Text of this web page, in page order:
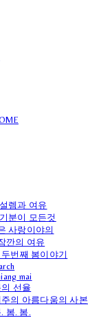
렘과 여유
분이 모든것
사랑이야의
깐의 여유
번째 봄이야기
mai
선율
의 아름다움의 사본
봄. 봄.